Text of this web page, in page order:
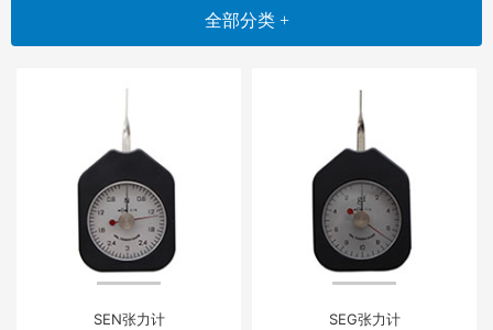
全部分类 +
SEN张力计 SEG张力计